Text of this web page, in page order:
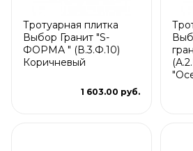
Тротуарная плитка
Выбор Гранит "S-
ФОРМА " (В.3.Ф.10)
Коричневый
1 603.00 руб.